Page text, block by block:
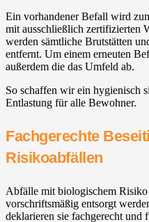
Ein vorhandener Befall wird
mit ausschließlich zertifizierten
werden sämtliche Brutstätten
entfernt. Um einem erneuten
außerdem die das Umfeld ab.
So schaffen wir ein hygienisch
Entlastung für alle Bewohner.
Fachgerechte
Risikoabfällen
Abfälle mit biologischem
vorschriftsmäßig entsorgt
deklarieren sie fachgerecht und